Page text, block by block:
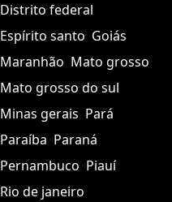
Distrito federal
Espírito santo Goiás
Maranhão Mato grosso
Mato grosso do sul
Minas gerais Pará
Paraíba Paraná
Pernambuco Piauí
Rio de janeiro